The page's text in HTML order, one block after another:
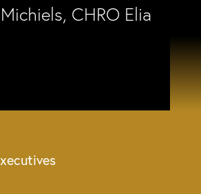
CHRO Elia